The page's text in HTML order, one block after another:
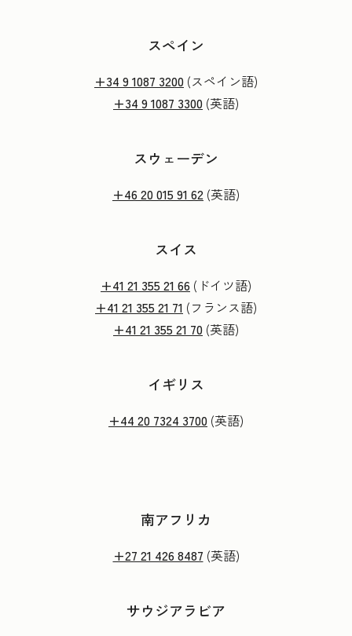
スペイン
+34 9 1087 3200 (スペイン語)
+34 9 1087 3300 (英語)
スウェーデン
+46 20 015 91 62 (英語)
スイス
+41 21 355 21 66 (ドイツ語)
+41 21 355 21 71 (フランス語)
+41 21 355 21 70 (英語)
イギリス
+44 20 7324 3700 (英語)
南アフリカ
+27 21 426 8487 (英語)
サウジアラビア